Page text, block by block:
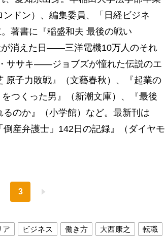
ドン）、編集委員、「日経ビジネ
著書に『稲盛和夫 最後の戦い
消えた日――三洋電機10万人のそれ
ササキ――ジョブズが憧れた伝説のエ
原子力敗戦』（文藝春秋）、『起業の
つくった男』（新潮文庫）、『最後
のか』（小学館）など。最新刊は
産弁護士」142日の記録』（ダイヤモ
3
ア ビジネス 働き方 大西康之 転職